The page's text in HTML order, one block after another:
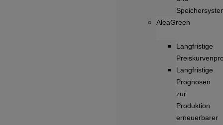
AleaGreen
Langfristige
Langfristige
Prognosen
zur
Produktion
erneuerbarer